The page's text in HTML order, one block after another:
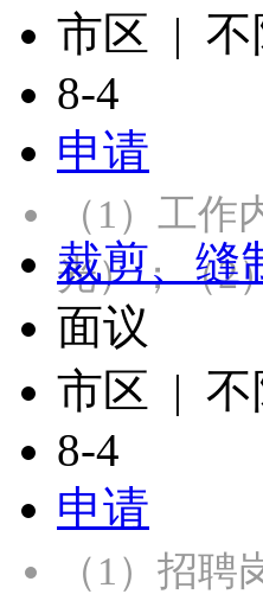
市区 | 不
8-4
申请
（1）工
光）；（2
裁剪、缝
面议
市区 | 不
8-4
申请
（1）招